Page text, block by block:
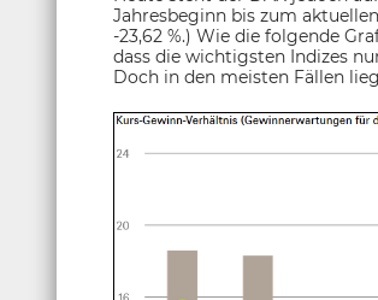
Jahresbeginn bis zum
-23,62 %.) Wie die folgende
dass die wichtigsten Indizes
Doch in den meisten Fällen